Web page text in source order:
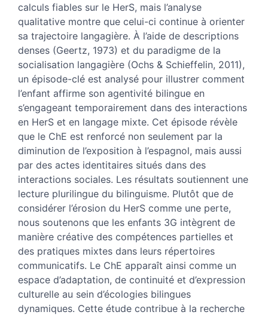
calculs fiables sur le HerS, mais l’analyse
qualitative montre que celui-ci continue à orienter
sa trajectoire langagière. À l’aide de descriptions
denses (Geertz, 1973) et du paradigme de la
socialisation langagière (Ochs & Schieffelin, 2011),
un épisode-clé est analysé pour illustrer comment
l’enfant affirme son agentivité bilingue en
s’engageant temporairement dans des interactions
en HerS et en langage mixte. Cet épisode révèle
que le ChE est renforcé non seulement par la
diminution de l’exposition à l’espagnol, mais aussi
par des actes identitaires situés dans des
interactions sociales. Les résultats soutiennent une
lecture plurilingue du bilinguisme. Plutôt que de
considérer l’érosion du HerS comme une perte,
nous soutenons que les enfants 3G intègrent de
manière créative des compétences partielles et
des pratiques mixtes dans leurs répertoires
communicatifs. Le ChE apparaît ainsi comme un
espace d’adaptation, de continuité et d’expression
culturelle au sein d’écologies bilingues
dynamiques. Cette étude contribue à la recherche